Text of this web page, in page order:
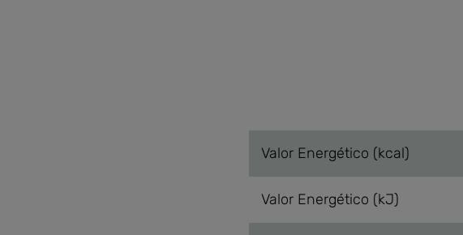
Valor Energético (kcal)
Valor Energético (kJ)